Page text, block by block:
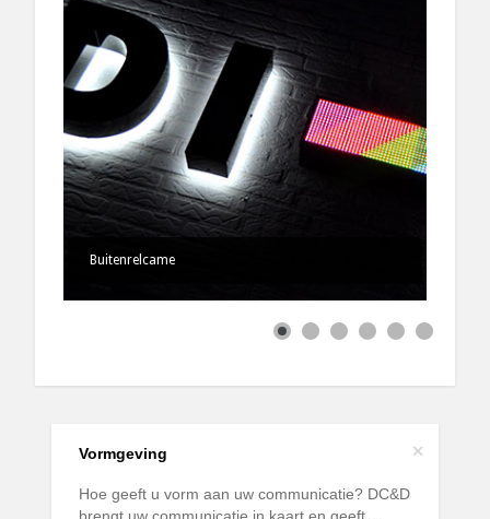
Buitenrelcame
Vormgeving +
Hoe geeft u vorm aan uw communicatie? DC&D